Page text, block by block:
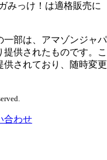
みっけ！は適格販売に
一部は、アマゾンジャパ
供されたものです。こ
されており、随時変更
合わせ